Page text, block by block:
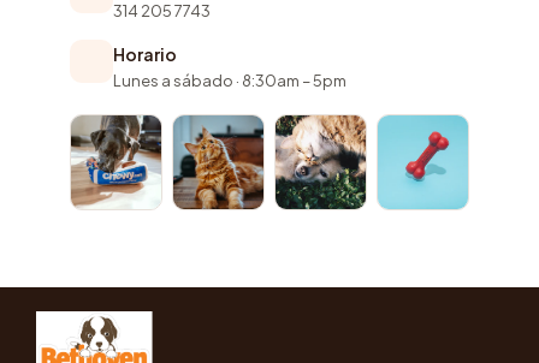
314 205 7743
Horario
Lunes a sábado · 8:30am – 5pm